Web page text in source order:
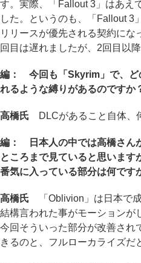
す。実際、「Fallout 3」はあえ
した。というのも、「Fallout 3
リリースが優先される契約にな
回目は遅れましたが、2回目以
編： 今回も「Skyrim」で、ど
れるような縛りがあるのですか
高橋氏 DLCがあること自体、
編： 日本人の中では高橋さん
ところまで見ていると思いま
番気に入っている部分は何です
高橋氏 「Oblivion」は日本で
結構言われた事がモーションが
今回そういった部分が改善され
きるのと、フルローカライズだ